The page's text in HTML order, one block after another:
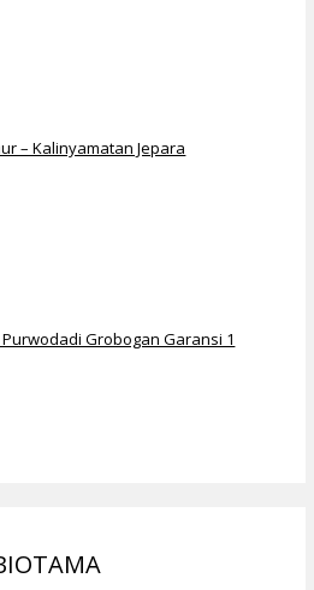
– Kalinyamatan Jepara
Purwodadi Grobogan Garansi 1